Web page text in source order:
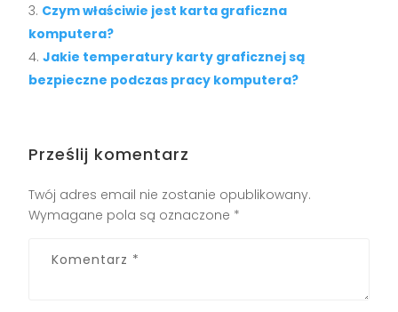
Czym właściwie jest karta graficzna
komputera?
Jakie temperatury karty graficznej są
bezpieczne podczas pracy komputera?
Prześlij komentarz
Twój adres email nie zostanie opublikowany.
Wymagane pola są oznaczone *